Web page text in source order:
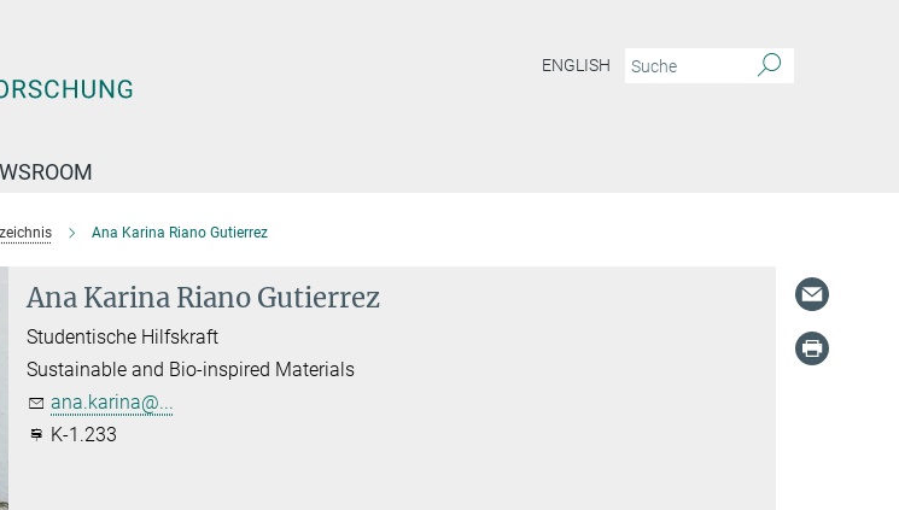
ENGLISH
Ana Karina Riano Gutierrez
Ana Karina Riano Gutierrez
Studentische Hilfskraft
Sustainable and Bio-inspired Materials
ana.karina@...
K-1.233